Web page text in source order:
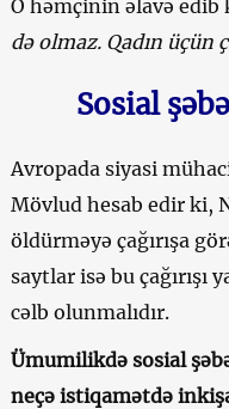
O həmçinin əlavə edib
də olmaz. Qadın üçün
Sosial
Avropada siyasi
Mövlud hesab edir ki,
öldürməyə çağırışa
saytlar isə bu çağırışı
cəlb olunmalıdır.
Ümumilikdə sosial
neçə istiqamətdə